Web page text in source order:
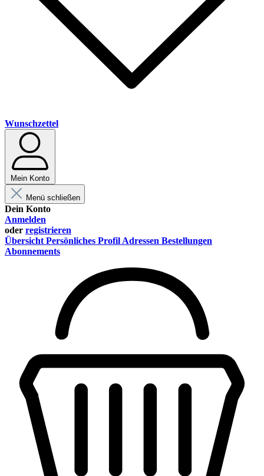
Wunschzettel
Mein Konto
Menü schließen
Dein Konto
Anmelden
oder registrieren
Übersicht Persönliches Profil Adressen Bestellungen
Abonnements